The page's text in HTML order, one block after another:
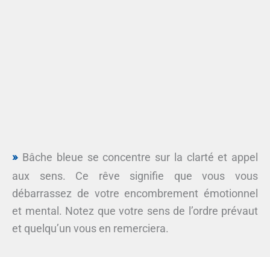
Bâche bleue se concentre sur la clarté et appel
aux sens. Ce rêve signifie que vous vous
débarrassez de votre encombrement émotionnel
et mental. Notez que votre sens de l’ordre prévaut
et quelqu’un vous en remerciera.